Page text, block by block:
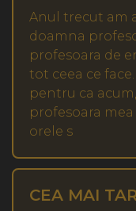
Anul trecut am
doamna
profesoara de
tot ceea ce
pentru ca
profesoara
orele s
CEA MAI